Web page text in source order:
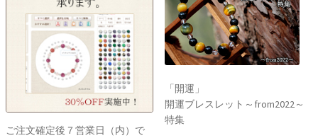
ご注文確定後７営業日（内）で
「開運」
開運ブレスレット～from2022～
特集